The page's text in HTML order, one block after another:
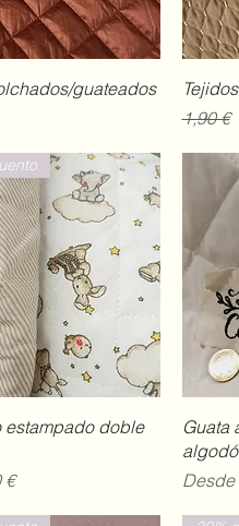
rápidaguateados
Precio
1,90 €
rápida
doble
de oferta
€
Guata
Desde
Precio